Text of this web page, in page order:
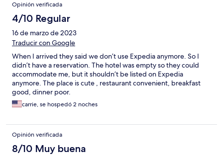
Opinión verificada
4/10 Regular
16 de marzo de 2023
Traducir con Google
When I arrived they said we don’t use Expedia anymore. So I
didn’t have a reservation. The hotel was empty so they could
accommodate me, but it shouldn’t be listed on Expedia
anymore. The place is cute , restaurant convenient, breakfast
good, dinner poor.
carrie, se hospedó 2 noches
Opinión verificada
8/10 Muy buena